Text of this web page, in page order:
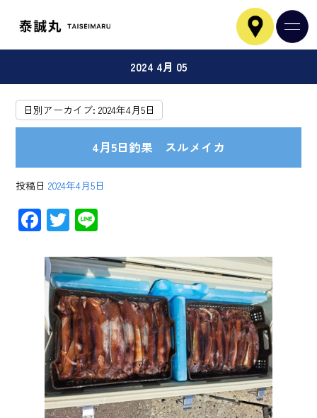
2024 4月 05
日別アーカイブ:2024年4月5日
4月5日釣果 スルメイカ
投稿日 2024年4月5日
F
e
b
o
ok
T
tt
er